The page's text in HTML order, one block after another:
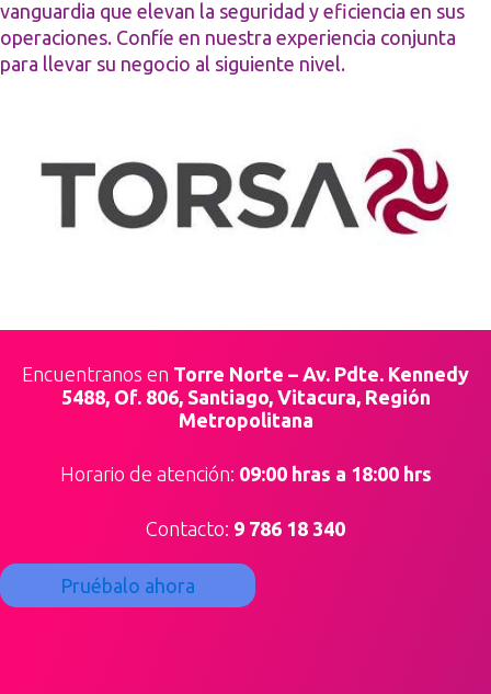
vanguardia que elevan la seguridad y eficiencia en sus
operaciones. Confíe en nuestra experiencia conjunta
para llevar su negocio al siguiente nivel.
Encuentranos en Torre Norte – Av. Pdte. Kennedy
5488, Of. 806, Santiago, Vitacura, Región
Metropolitana
Horario de atención: 09:00 hras a 18:00 hrs
Contacto: 9 786 18 340
Pruébalo ahora